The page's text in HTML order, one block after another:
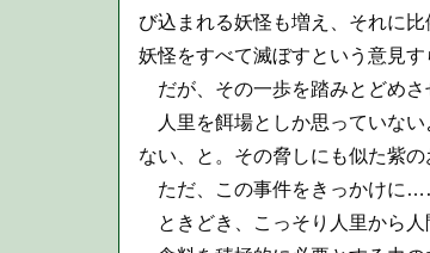
び込まれる妖怪も増え、それに
妖怪をすべて滅ぼすという意見す
だが、その一歩を踏みとどめさ
人里を餌場としか思っていない
ない、と。その脅しにも似た紫
ただ、この事件をきっかけに
ときどき、こっそり人里から